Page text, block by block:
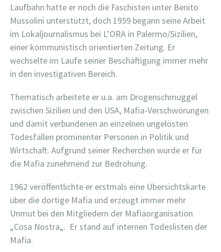
Laufbahn hatte er noch die Faschisten unter Benito
Mussolini unterstützt, doch 1959 begann seine Arbeit
im Lokaljournalismus bei L’ORA in Palermo/Sizilien,
einer kommunistisch orientierten Zeitung. Er
wechselte im Laufe seiner Beschäftigung immer mehr
in den investigativen Bereich.
Thematisch arbeitete er u.a. am Drogenschmuggel
zwischen Sizilien und den USA, Mafia-Verschwörungen
und damit verbundenen an einzelnen ungelösten
Todesfällen prominenter Personen in Politik und
Wirtschaft. Aufgrund seiner Recherchen wurde er für
die Mafia zunehmend zur Bedrohung.
1962 veröffentlichte er erstmals eine Übersichtskarte
über die dortige Mafia und erzeugt immer mehr
Unmut bei den Mitgliedern der Mafiaorganisation
„Cosa Nostra„. Er stand auf internen Todeslisten der
Mafia.